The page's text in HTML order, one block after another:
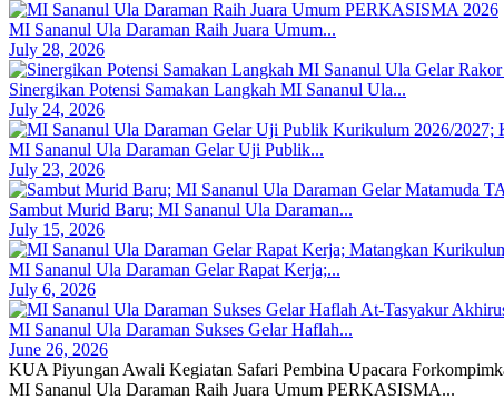
MI Sananul Ula Daraman Raih Juara Umum...
July 28, 2026
Sinergikan Potensi Samakan Langkah MI Sananul Ula...
July 24, 2026
MI Sananul Ula Daraman Gelar Uji Publik...
July 23, 2026
Sambut Murid Baru; MI Sananul Ula Daraman...
July 15, 2026
MI Sananul Ula Daraman Gelar Rapat Kerja;...
July 6, 2026
MI Sananul Ula Daraman Sukses Gelar Haflah...
June 26, 2026
KUA Piyungan Awali Kegiatan Safari Pembina Upacara
MI Sananul Ula Daraman Raih Juara Umum PERKASISMA...